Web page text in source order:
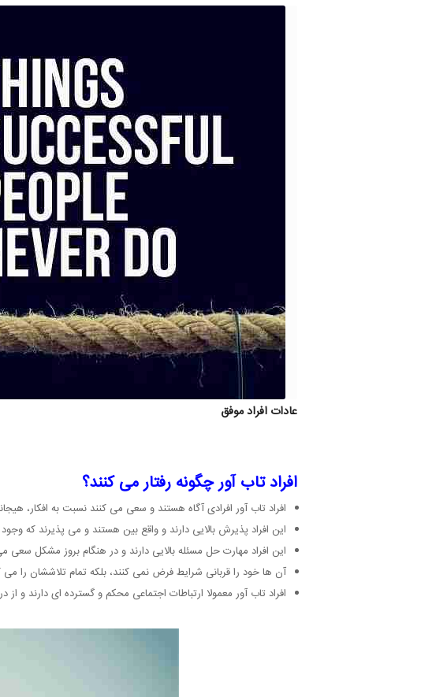
عادات افراد موفق
افراد تاب آور چگونه رفتار می کنند؟
افراد تاب آور افرادی آگاه هستند و سعی می کنند نسبت به افکار،
این افراد پذیرش بالایی دارند و واقع بین هستند و می پذیرند که
این افراد مهارت حل مسئله بالایی دارند و در هنگام بروز مشکل سعی
آن ها خود را قربانی شرایط فرض نمی کنند، بلکه تمام تلاششان را می
افراد تاب آور معمولا ارتباطات اجتماعی محکم و گسترده ای دارند